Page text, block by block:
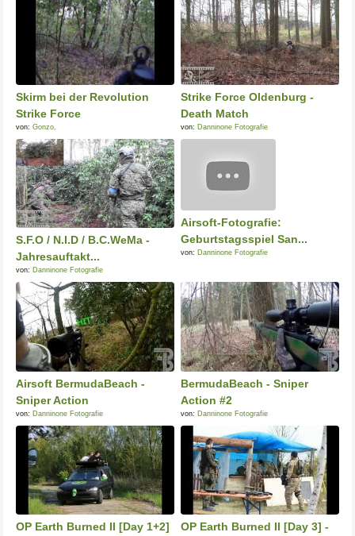
Skirm bei der Revolution
Strike Force
von: Gonzo,
Strike Force Oldenburg -
Death Match
von: Danninone Fotografie
S.F.O / N.I.D / B.C.WeMa -
Jahresauftakt...
von: Danninone Fotografie
Airsoft-Fotografie:
Geburtstagsspiel San...
von: Danninone Fotografie
Airsoft BermudaBeach -
Sniper Action
von: Danninone Fotografie
BermudaBeach - Sniper
Action #2
von: Danninone Fotografie
OP Earth Burned II [Day 1+2]
OP Earth Burned II [Day 3] -